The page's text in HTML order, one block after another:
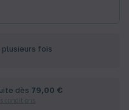
plusieurs fois
dès 79,00 €